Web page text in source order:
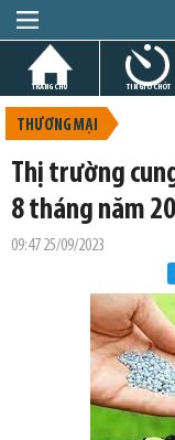
TRANG CHỦ TIN GIỜ CHÓT
THƯƠNG MẠI
Thị trường
8 tháng năm
09:47 25/09/2023